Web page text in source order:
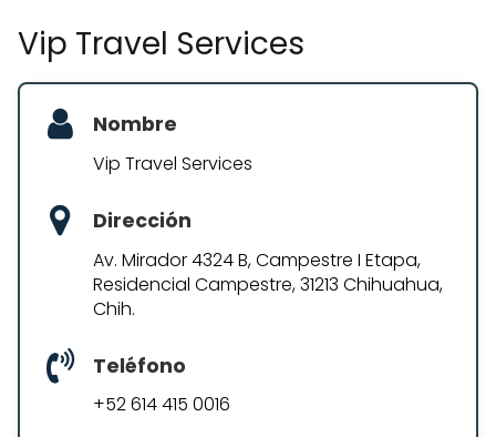
Vip Travel Services
Nombre
Vip Travel Services
Dirección
Av. Mirador 4324 B, Campestre I Etapa,
Residencial Campestre, 31213 Chihuahua,
Chih.
Teléfono
+52 614 415 0016